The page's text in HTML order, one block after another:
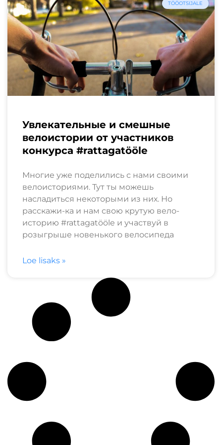
TÖÖOTSIJALE
Увлекательные и смешные
велоистории от участников
конкурса #rattagatööle
Многие уже поделились с нами своими
велоисториями. Тут ты можешь
насладиться некоторыми из них. Но
расскажи-ка и нам свою крутую вело-
историю #rattagatööle и участвуй в
розыгрыше новенького велосипеда
Loe lisaks »